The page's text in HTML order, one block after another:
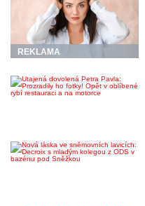
REKLAMA